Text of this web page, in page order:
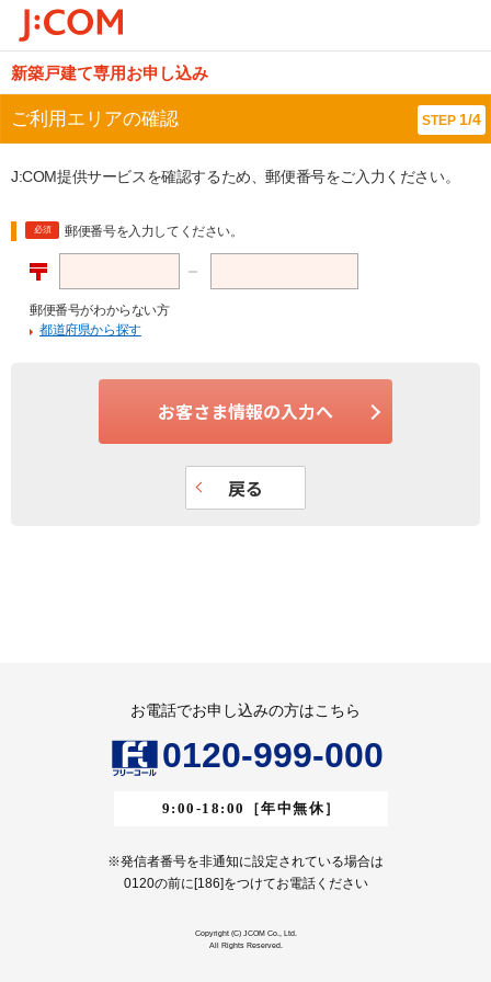
新築戸建て専用お申し込み
ご利用エリアの確認 STEP 1/4
J:COM提供サービスを確認するため、郵便番号をご入力ください。
必須 郵便番号を入力してください。
郵便番号がわからない方
都道府県から探す
戻る
お客さま情報の入力へ
お電話でお申し込みの方はこちら
0120-999-000
9:00-18:00 ［年中無休］
※発信者番号を非通知に設定されている場合は
0120の前に[186]をつけてお電話ください
Copyright (C) JCOM Co., Ltd.
All Rights Reserved.